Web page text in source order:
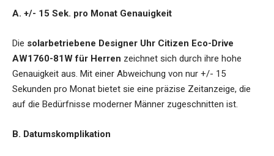
A. +/- 15 Sek. pro Monat Genauigkeit
Die solarbetriebene Designer Uhr Citizen Eco-Drive
AW1760-81W für Herren zeichnet sich durch ihre hohe
Genauigkeit aus. Mit einer Abweichung von nur +/- 15
Sekunden pro Monat bietet sie eine präzise Zeitanzeige, die
auf die Bedürfnisse moderner Männer zugeschnitten ist.
B. Datumskomplikation